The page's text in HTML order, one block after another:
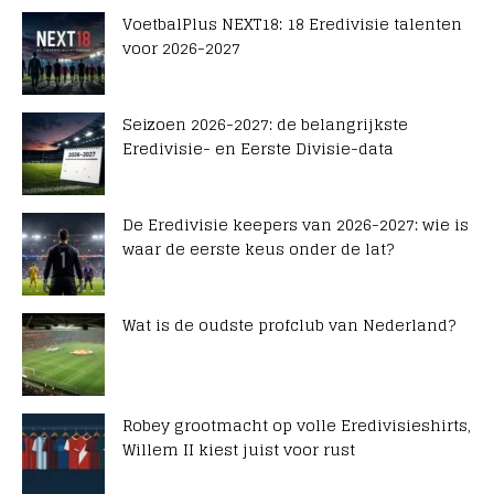
VoetbalPlus NEXT18: 18 Eredivisie talenten
voor 2026-2027
Seizoen 2026-2027: de belangrijkste
Eredivisie- en Eerste Divisie-data
De Eredivisie keepers van 2026-2027: wie is
waar de eerste keus onder de lat?
Wat is de oudste profclub van Nederland?
Robey grootmacht op volle Eredivisieshirts,
Willem II kiest juist voor rust